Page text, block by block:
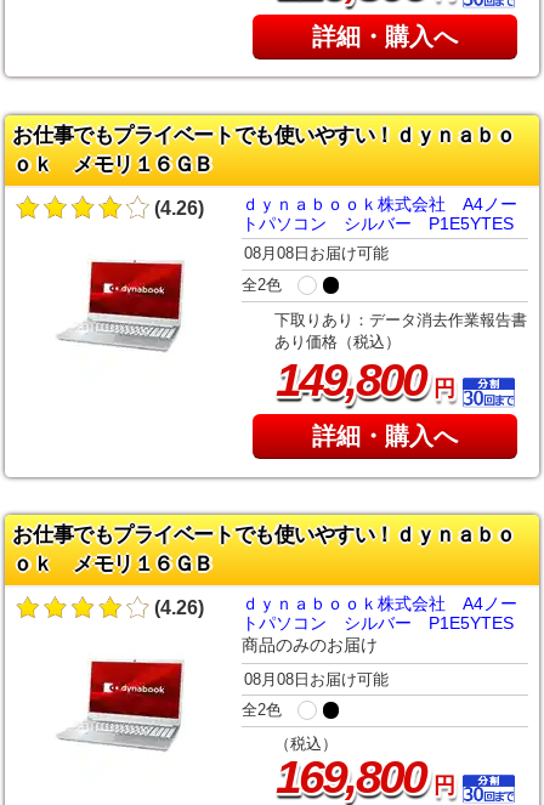
詳細・購入へ
お仕事でもプライベートでも使いやすい！ｄｙｎａｂｏ
ｏｋ メモリ１６ＧＢ
(4.26)
ｄｙｎａｂｏｏｋ株式会社 A4ノー
トパソコン シルバー P1E5YTES
08月08日お届け可能
全2色
下取りあり：データ消去作業報告書
あり価格（税込）
149,800円
詳細・購入へ
お仕事でもプライベートでも使いやすい！ｄｙｎａｂｏ
ｏｋ メモリ１６ＧＢ
(4.26)
ｄｙｎａｂｏｏｋ株式会社 A4ノー
トパソコン シルバー P1E5YTES
商品のみのお届け
08月08日お届け可能
全2色
（税込）
169,800円